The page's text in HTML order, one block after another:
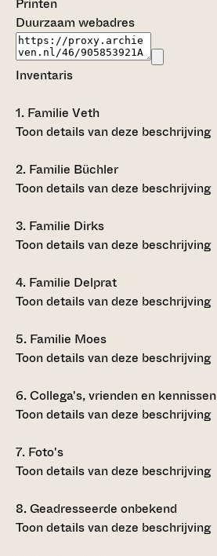
Duurzaam webadres
Inventaris
1. Familie Veth
Toon details van deze beschrijving
2. Familie Büchler
Toon details van deze beschrijving
3. Familie Dirks
Toon details van deze beschrijving
4. Familie Delprat
Toon details van deze beschrijving
5. Familie Moes
Toon details van deze beschrijving
6.Collega's, vrienden en kennissen
Toon details van deze beschrijving
7. Foto's
Toon details van deze beschrijving
8.Geadresseerde onbekend
Toon details van deze beschrijving